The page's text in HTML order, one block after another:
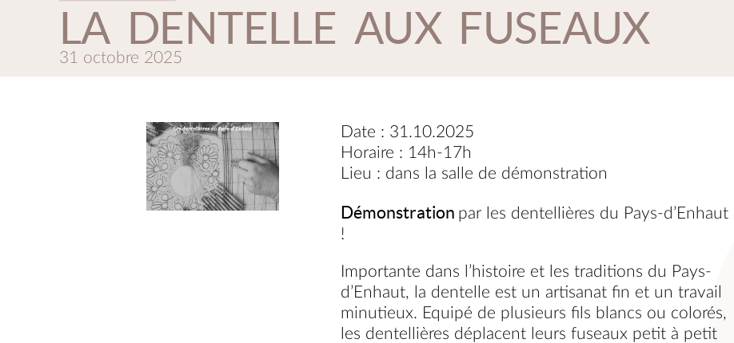
LA DENTELLE AUX FUSEAUX
31 octobre 2025
Date : 31.10.2025
Horaire : 14h-17h
Lieu : dans la salle de démonstration
Démonstration par les dentellières du Pays-d’Enhaut
!
Importante dans l’histoire et les traditions du Pays-
d’Enhaut, la dentelle est un artisanat fin et un travail
minutieux. Equipé de plusieurs fils blancs ou colorés,
les dentellières déplacent leurs fuseaux petit à petit